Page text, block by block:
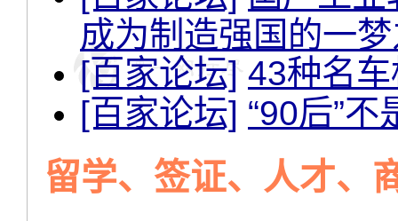
成为制造强国的一
[百家论坛] 43种名
[百家论坛] “90后”
留学、签证、人才、